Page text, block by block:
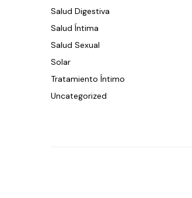
Salud Digestiva
Salud Íntima
Salud Sexual
Solar
Tratamiento Íntimo
Uncategorized